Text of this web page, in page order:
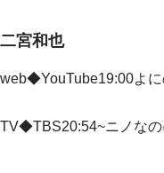
二宮和也
web◆YouTube19:00よに
TV◆TBS20:54~ニノなの